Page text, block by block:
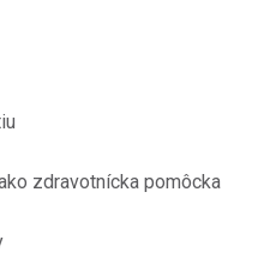
zdravotnícka pomôcka